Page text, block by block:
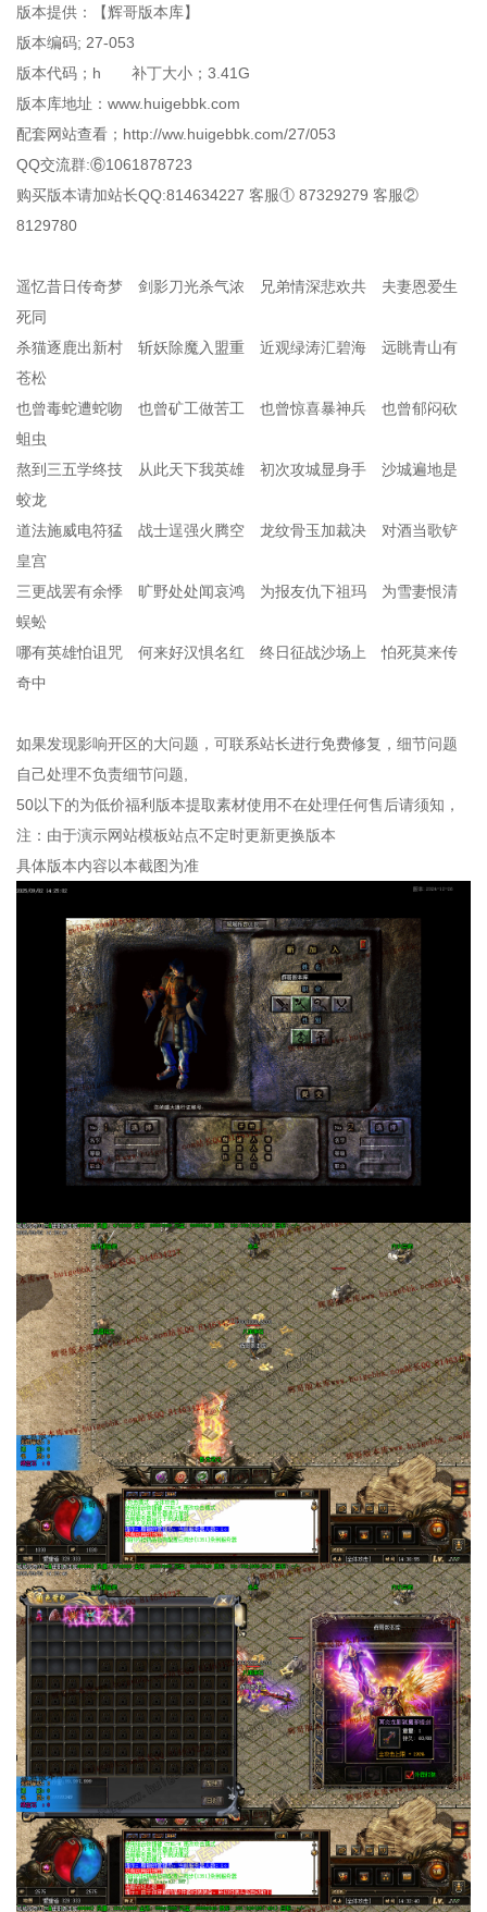
版本提供：【辉哥版本库】
版本编码; 27-053
版本代码；h 补丁大小；3.41G
版本库地址：www.huigebbk.com
配套网站查看；http://ww.huigebbk.com/27/053
QQ交流群:⑥1061878723
购买版本请加站长QQ:814634227 客服① 87329279 客服②
8129780
遥忆昔日传奇梦 剑影刀光杀气浓 兄弟情深悲欢共 夫妻恩爱生
死同
杀猫逐鹿出新村 斩妖除魔入盟重 近观绿涛汇碧海 远眺青山有
苍松
也曾毒蛇遭蛇吻 也曾矿工做苦工 也曾惊喜暴神兵 也曾郁闷砍
蛆虫
熬到三五学终技 从此天下我英雄 初次攻城显身手 沙城遍地是
蛟龙
道法施威电符猛 战士逞强火腾空 龙纹骨玉加裁决 对酒当歌铲
皇宫
三更战罢有余悸 旷野处处闻哀鸿 为报友仇下祖玛 为雪妻恨清
蜈蚣
哪有英雄怕诅咒 何来好汉惧名红 终日征战沙场上 怕死莫来传
奇中
如果发现影响开区的大问题，可联系站长进行免费修复，细节问题
自己处理不负责细节问题,
50以下的为低价福利版本提取素材使用不在处理任何售后请须知，
注：由于演示网站模板站点不定时更新更换版本
具体版本内容以本截图为准